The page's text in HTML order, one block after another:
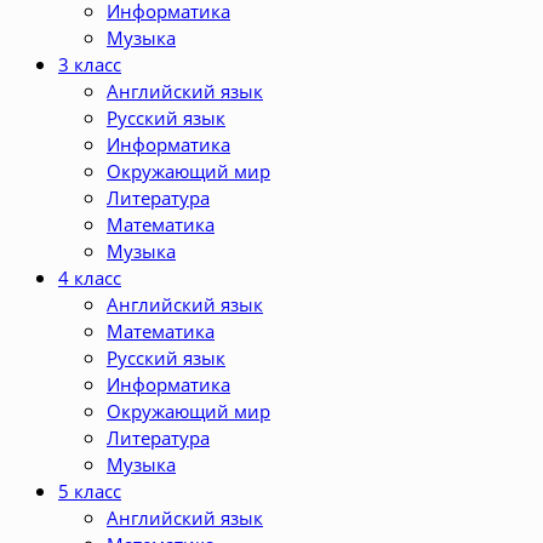
Информатика
Музыка
3 класс
Английский язык
Русский язык
Информатика
Окружающий мир
Литература
Математика
Музыка
4 класс
Английский язык
Математика
Русский язык
Информатика
Окружающий мир
Литература
Музыка
5 класс
Английский язык